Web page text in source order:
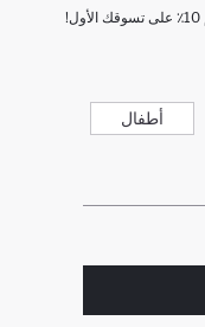
أطفال